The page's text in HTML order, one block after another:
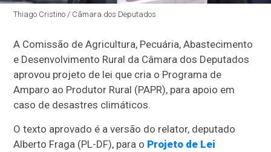
Thiago Cristino / Câmara dos Deputados
A Comissão de Agricultura, Pecuária, Abastecimento
e Desenvolvimento Rural da Câmara dos Deputados
aprovou projeto de lei que cria o Programa de
Amparo ao Produtor Rural (PAPR), para apoio em
caso de desastres climáticos.
O texto aprovado é a versão do relator, deputado
Alberto Fraga (PL-DF), para o Projeto de Lei